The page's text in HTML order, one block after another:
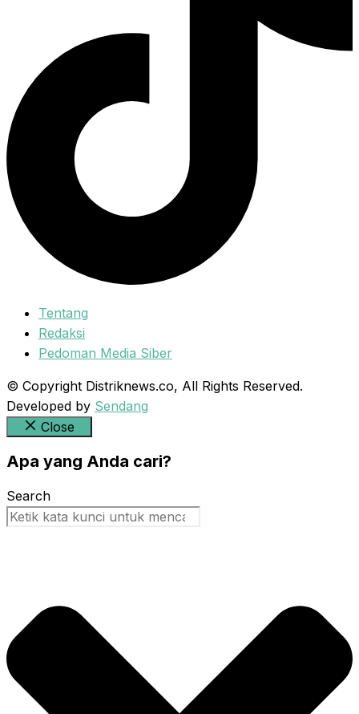
Tentang
Redaksi
Pedoman Media Siber
© Copyright Distriknews.co, All Rights Reserved.
Developed by Sendang
Close
Apa yang Anda cari?
Search